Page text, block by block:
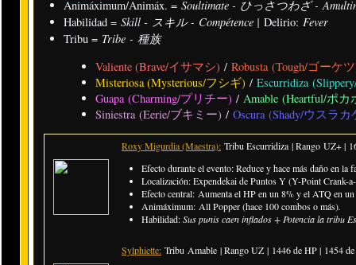
Animáximum/Animáx. = Soultimate - ひっさつわざ -
Habilidad = Skill - スキル - Compétence | Delirio: Fever
Tribu = Tribe - 種族
Valiente (Brave/イサマシ) / Robusta (Tough/ゴーケ
Misteriosa (Mysterious/フシギ) / Escurridiza
Guapa (Charming/プリチー) / Amable (Heartful/ポカ
Siniestra (Eerie/ブキミー) / Oscura (Shady/ウスラカ
Roxy Migurdia (Maestra): Tribu Escurridiza | Rango UZ+ |
Efecto durante el evento: Reduce y hace más daño en la
Localización: Expendekai de Puntos Y (Y-Point Crank-
Efecto central: Aumenta el HP en un 8% y el ATQ en
Animáximum: All Popper (hace 100 combos o más).
Habilidad:Sus punis caen inflados + Potencia la tribu
Sylphiette: Tribu Amable |Rango UZ | 1446 de HP | 1454